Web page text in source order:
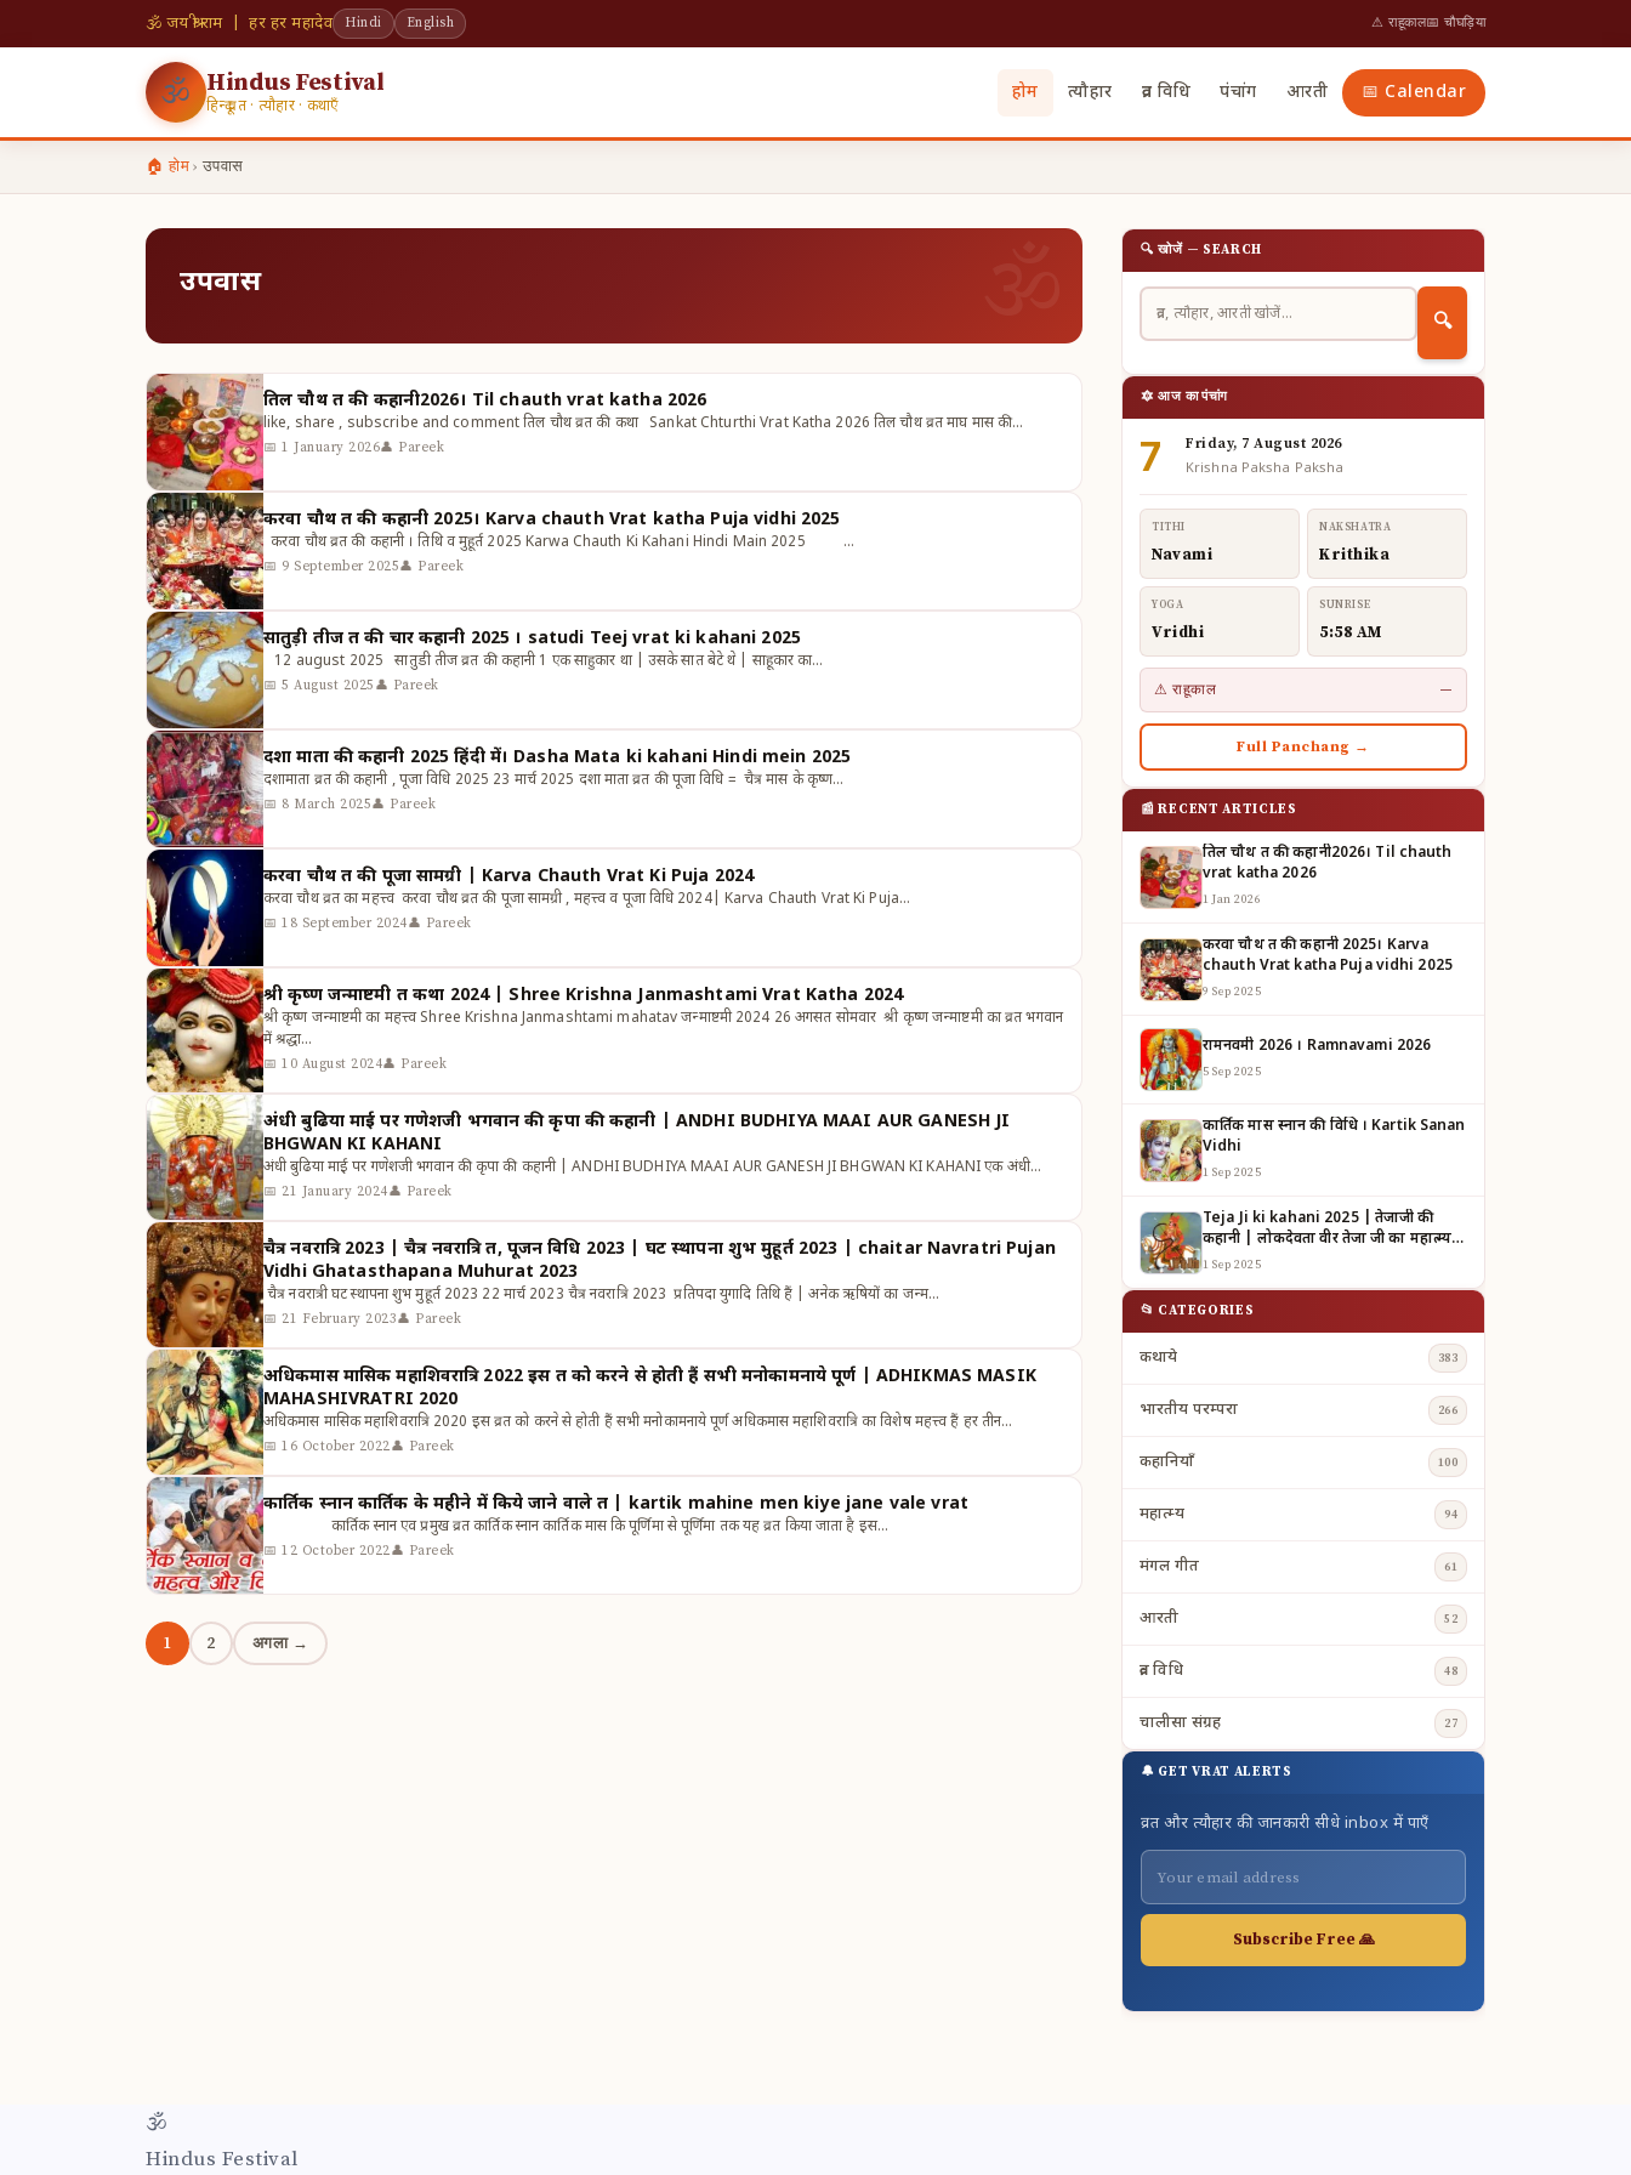
🕉 जय श्री राम | हर हर महादेव Hindi English ⚠ राहूकाल📅 चौघड़िया
🕉 Hindus Festival
हिन्दू व्रत · त्यौहार · कथाएँ
होम त्यौहार व्रत विधि पंचांग आरती 📅 Calendar
🏠 होम› उपवास
उपवास
तिल चौथ व्रत की कहानी2026। Til chauth vrat katha 2026
like, share , subscribe and comment तिल चौथ व्रत की कथा Sankat Chturthi Vrat Katha 2026 तिल चौथ व्रत माघ मास की…
📅 1 January 2026👤 Pareek
करवा चौथ व्रत की कहानी 2025। Karva chauth Vrat katha Puja vidhi 2025
करवा चौथ व्रत की कहानी । तिथि व मुहूर्त 2025 Karwa Chauth Ki Kahani Hindi Main 2025 …
📅 9 September 2025👤 Pareek
सातुड़ी तीज व्रत की चार कहानी 2025 । satudi Teej vrat ki kahani 2025
12 august 2025 सातुडी तीज व्रत की कहानी 1 एक साहुकार था | उसके सात बेटे थे | साहूकार का…
📅 5 August 2025 👤 Pareek
दशा माता की कहानी 2025 हिंदी में। Dasha Mata ki kahani Hindi mein 2025
दशामाता व्रत की कहानी , पूजा विधि 2025 23 मार्च 2025 दशा माता व्रत की पूजा विधि = चैत्र मास के कृष्ण…
📅 8 March 2025👤 Pareek
करवा चौथ व्रत की पूजा सामग्री | Karva Chauth Vrat Ki Puja 2024
करवा चौथ व्रत का महत्त्व करवा चौथ व्रत की पूजा सामग्री , महत्त्व व पूजा विधि 2024| Karva Chauth Vrat Ki Puja…
📅 18 September 2024👤 Pareek
श्री कृष्ण जन्माष्टमी व्रत कथा 2024 | Shree Krishna Janmashtami Vrat Katha 2024
श्री कृष्ण जन्माष्टमी का महत्त्व Shree Krishna Janmashtami mahatav जन्माष्टमी 2024 26 अगसत सोमवार श्री कृष्ण जन्माष्टमी का व्रत भगवान
में श्रद्धा…
📅 10 August 2024👤 Pareek
अंधी बुढिया माई पर गणेशजी भगवान की कृपा की कहानी | ANDHI BUDHIYA MAAI AUR GANESH JI
BHGWAN KI KAHANI
अंधी बुढिया माई पर गणेशजी भगवान की कृपा की कहानी | ANDHI BUDHIYA MAAI AUR GANESH JI BHGWAN KI KAHANI एक अंधी…
📅 21 January 2024👤 Pareek
चैत्र नवरात्रि 2023 | चैत्र नवरात्रि व्रत, पूजन विधि 2023 | घट स्थापना शुभ मुहूर्त 2023 | chaitar Navratri Pujan
Vidhi Ghatasthapana Muhurat 2023
चैत्र नवरात्री घट स्थापना शुभ मुहूर्त 2023 22 मार्च 2023 चैत्र नवरात्रि 2023 प्रतिपदा युगादि तिथि हैं | अनेक ऋषियों का जन्म…
📅 21 February 2023👤 Pareek
अधिकमास मासिक महाशिवरात्रि 2022 इस व्रत को करने से होती हैं सभी मनोकामनाये पूर्ण | ADHIKMAS MASIK
MAHASHIVRATRI 2020
अधिकमास मासिक महाशिवरात्रि 2020 इस व्रत को करने से होती हैं सभी मनोकामनाये पूर्ण अधिकमास महाशिवरात्रि का विशेष महत्त्व हैं हर तीन…
📅 16 October 2022👤 Pareek
कार्तिक स्नान कार्तिक के महीने में किये जाने वाले व्रत | kartik mahine men kiye jane vale vrat
कार्तिक स्नान एव प्रमुख व्रत कार्तिक स्नान कार्तिक मास कि पूर्णिमा से पूर्णिमा तक यह व्रत किया जाता है इस…
📅 12 October 2022👤 Pareek
Posts
1 2 अगला →
🔍 खोजें — SEARCH
🔍
🔯 आज का पंचांग
7 Friday, 7 August 2026
Krishna Paksha Paksha
TITHI
Navami
NAKSHATRA
Krithika
YOGA
Vridhi
SUNRISE
5:58 AM
⚠ राहूकाल —
Full Panchang →
📰 RECENT ARTICLES
तिल चौथ व्रत की कहानी2026। Til chauth
vrat katha 2026
1 Jan 2026
करवा चौथ व्रत की कहानी 2025। Karva
chauth Vrat katha Puja vidhi 2025
9 Sep 2025
रामनवमी 2026 । Ramnavami 2026
5 Sep 2025
कार्तिक मास स्नान की विधि । Kartik Sanan
Vidhi
1 Sep 2025
Teja Ji ki kahani 2025 | तेजाजी की
कहानी | लोकदेवता वीर तेजा जी का महात्म्य |
TEJAJI KI KAHANI
1 Sep 2025
📂 CATEGORIES
कथाये 383
भारतीय परम्परा 266
कहानियाँ 100
महात्म्य 94
मंगल गीत 61
आरती 52
व्रत विधि 48
चालीसा संग्रह 27
🔔 GET VRAT ALERTS
व्रत और त्यौहार की जानकारी सीधे inbox में पाएँ
Subscribe Free 🙏
🕉
Hindus Festival